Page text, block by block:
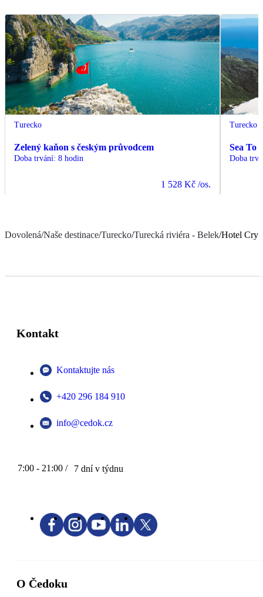
Turecko
Zelený kaňon s českým průvodcem
Doba trvání: 8 hodin
1 528 Kč /os.
Turecko
Sea To
Doba
Dovolená/Naše destinace/Turecko/Turecká riviéra - Belek/Hotel
Kontakt
Kontaktujte nás
+420 296 184 910
info@cedok.cz
7:00 - 21:00 / 7 dní v týdnu
O Čedoku